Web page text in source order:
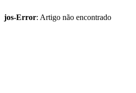
jos-Error: Artigo não encontrado